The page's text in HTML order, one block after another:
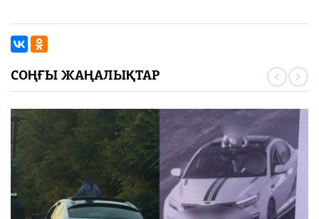
СОҢҒЫ ЖАҢАЛЫҚТАР